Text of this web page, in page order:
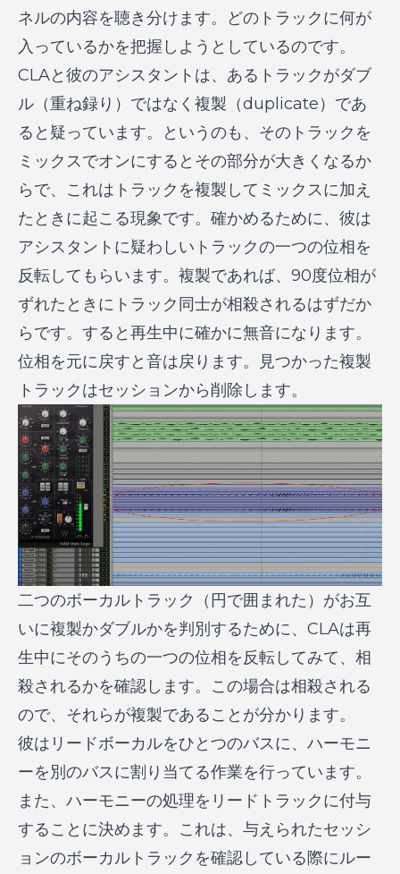
ネルの内容を聴き分けます。どのトラックに何が
入っているかを把握しようとしているのです。
CLAと彼のアシスタントは、あるトラックがダブ
ル（重ね録り）ではなく複製（duplicate）であ
ると疑っています。というのも、そのトラックを
ミックスでオンにするとその部分が大きくなるか
らで、これはトラックを複製してミックスに加え
たときに起こる現象です。確かめるために、彼は
アシスタントに疑わしいトラックの一つの位相を
反転してもらいます。複製であれば、90度位相が
ずれたときにトラック同士が相殺されるはずだか
らです。すると再生中に確かに無音になります。
位相を元に戻すと音は戻ります。見つかった複製
トラックはセッションから削除します。
二つのボーカルトラック（円で囲まれた）がお互
いに複製かダブルかを判別するために、CLAは再
生中にそのうちの一つの位相を反転してみて、相
殺されるかを確認します。この場合は相殺される
ので、それらが複製であることが分かります。
彼はリードボーカルをひとつのバスに、ハーモニ
ーを別のバスに割り当てる作業を行っています。
また、ハーモニーの処理をリードトラックに付与
することに決めます。これは、与えられたセッシ
ョンのボーカルトラックを確認している際にルー